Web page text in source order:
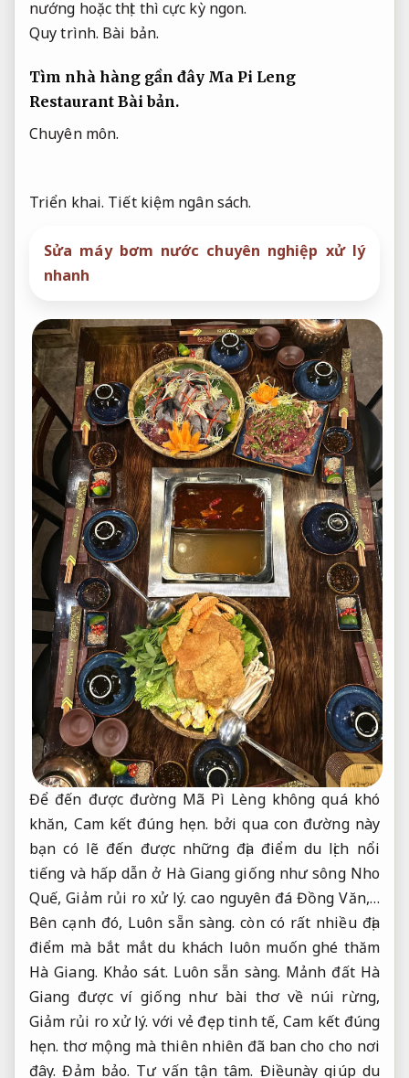
nướng hoặc thịt thì cực kỳ ngon.
Quy trình. Bài bản.
Tìm nhà hàng gần đây Ma Pi Leng
Restaurant Bài bản.
Chuyên môn.
Triển khai. Tiết kiệm ngân sách.
Sửa máy bơm nước chuyên nghiệp xử lý
nhanh
Để đến được đường Mã Pì Lèng không quá khó
khăn, Cam kết đúng hẹn. bởi qua con đường này
bạn có lẽ đến được những địa điểm du lịch nổi
tiếng và hấp dẫn ở Hà Giang giống như sông Nho
Quế,Giảm rủi ro xử lý. cao nguyên đá Đồng Văn,…
Bên cạnh đó, Luôn sẵn sàng. còn có rất nhiều địa
điểm mà bắt mắt du khách luôn muốn ghé thăm
Hà Giang. Khảo sát. Luôn sẵn sàng. Mảnh đất Hà
Giang được ví giống như bài thơ về núi rừng,
Giảm rủi ro xử lý. với vẻ đẹp tinh tế, Cam kết đúng
hẹn. thơ mộng mà thiên nhiên đã ban cho cho nơi
đây.Đảm bảo. Tư vấn tận tâm. Điềunày giúp du